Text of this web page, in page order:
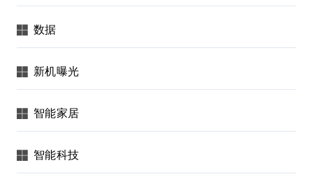
数据
新机曝光
智能家居
智能科技